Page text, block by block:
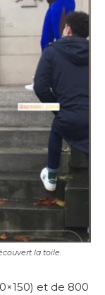
la toile.
et de 800